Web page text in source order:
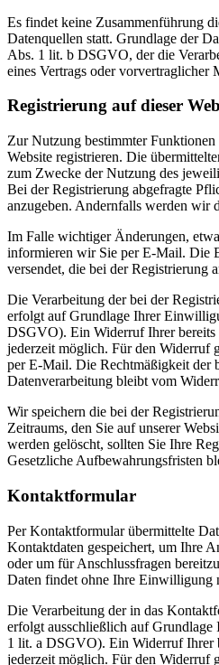
Es findet keine Zusammenführung
Datenquellen statt. Grundlage der
Abs. 1 lit. b DSGVO, der die
eines Vertrags oder vorvertraglicher
Registrierung auf dieser
Zur Nutzung bestimmter
Website registrieren. Die
zum Zwecke der Nutzung des
Bei der Registrierung abgefragte
anzugeben. Andernfalls werden wir
Im Falle wichtiger Änderungen,
informieren wir Sie per E-Mail. Die
versendet, die bei der Registrierung
Die Verarbeitung der bei der
erfolgt auf Grundlage Ihrer
DSGVO). Ein Widerruf Ihrer
jederzeit möglich. Für den Widerruf
per E-Mail. Die Rechtmäßigkeit der
Datenverarbeitung bleibt vom
Wir speichern die bei der
Zeitraums, den Sie auf unserer
werden gelöscht, sollten Sie Ihre
Gesetzliche Aufbewahrungsfristen
Kontaktformular
Per Kontaktformular übermittelte
Kontaktdaten gespeichert, um Ihre
oder um für Anschlussfragen
Daten findet ohne Ihre Einwilligung
Die Verarbeitung der in das
erfolgt ausschließlich auf
1 lit. a DSGVO). Ein Widerruf Ihrer
jederzeit möglich. Für den Widerruf